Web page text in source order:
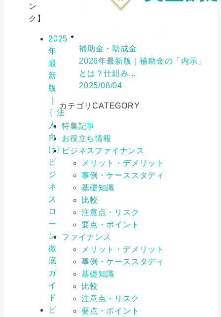
ン
ク】
2025
年
最
新
版
〖法
人
向
け〗
ビ
ジ
ネ
ス
ロ
ー
ン
徹
底
ガ
イ
ド
ビ
補助金・助成金
2026年最新版｜補助金の「内示」
とは？仕組み...
2025/08/04
カテゴリCATEGORY
特集記事
お役立ち情報
ビジネスファイナンス
メリット・デメリット
事例・ケーススタディ
基礎知識
比較
注意点・リスク
要点・ポイント
ファイナンス
メリット・デメリット
事例・ケーススタディ
基礎知識
比較
注意点・リスク
要点・ポイント